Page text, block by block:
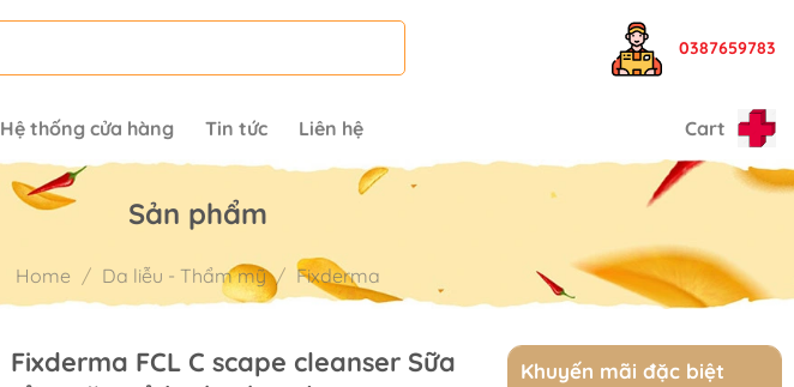
0387659783
Hệ thống cửa hàng Tin tức Liên hệ Cart
Sản phẩm
Home / Da liễu - Thẩm mỹ / Fixderma
Fixderma FCL C scape cleanser Sữa
Khuyến mãi đặc biệt